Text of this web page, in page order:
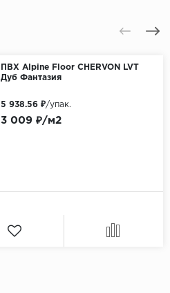
ПВХ Alpine Floor CHERVON LVT
Дуб Фантазия
3 009 ₽/м2
5 938.56 ₽/упак.